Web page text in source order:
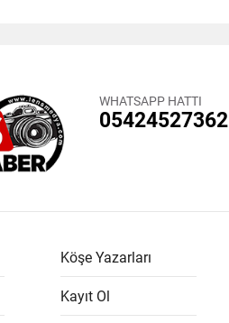
WHATSAPP HATTI
05424527362
Köşe Yazarları
Kayıt Ol